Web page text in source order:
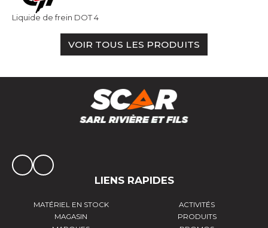
Liquide de frein DOT 4
VOIR TOUS LES PRODUITS
LIENS RAPIDES
MATÉRIEL EN STOCK
ACTIVITÉS
MAGASIN
PRODUITS